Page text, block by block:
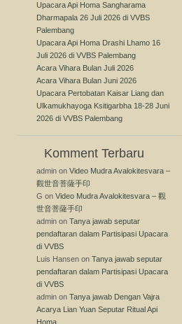
Upacara Api Homa Sangharama
Dharmapala 26 Juli 2026 di VVBS
Palembang
Upacara Api Homa Drashi Lhamo 16
Juli 2026 di VVBS Palembang
Acara Vihara Bulan Juli 2026
Acara Vihara Bulan Juni 2026
Upacara Pertobatan Kaisar Liang dan
Ulkamukhayoga Ksitigarbha 18-28 Juni
2026 di VVBS Palembang
Komment Terbaru
admin on Video Mudra Avalokitesvara –
觀世音菩薩手印
G on Video Mudra Avalokitesvara – 觀
世音菩薩手印
admin on Tanya jawab seputar
pendaftaran dalam Partisipasi Upacara
di VVBS
Luis Hansen on Tanya jawab seputar
pendaftaran dalam Partisipasi Upacara
di VVBS
admin on Tanya jawab Dengan Vajra
Acarya Lian Yuan Seputar Ritual Api
Homa